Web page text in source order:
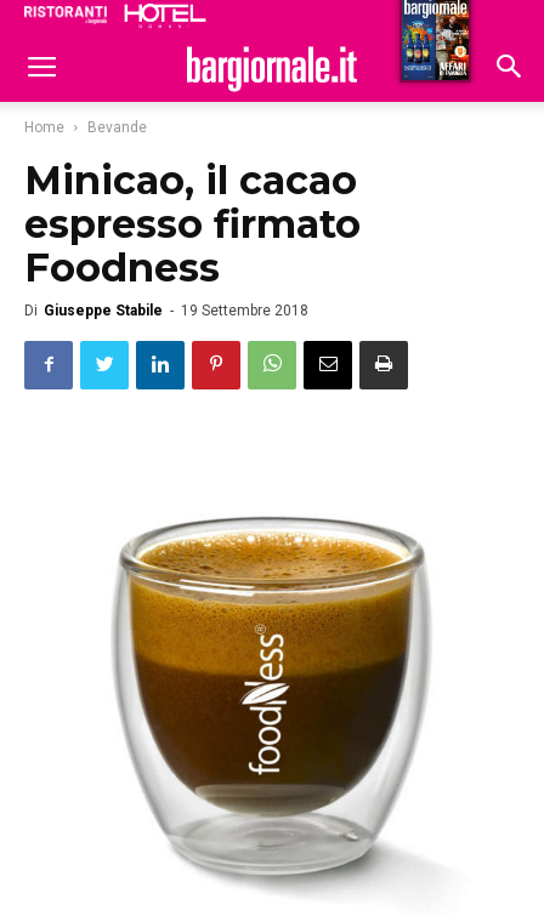
Hoteldomani
Home Bevande
Minicao, il cacao
espresso firmato
Foodness
Di Giuseppe Stabile - 19 Settembre 2018